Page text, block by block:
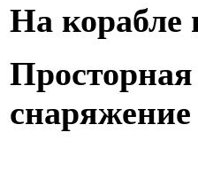
На корабле
снаряжение